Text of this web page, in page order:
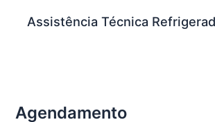
Assistência Técnica
Agendamento